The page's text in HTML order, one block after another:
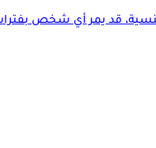
قد يمر أي شخص بفترات